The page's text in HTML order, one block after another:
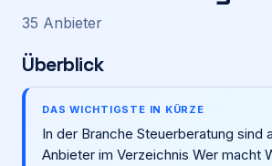
Ratgeber
Werbung
35 Anbieter
Überblick
DAS WICHTIGSTE IN KÜRZE
In der Branche Steuerberatung sind
Anbieter im Verzeichnis Wer macht